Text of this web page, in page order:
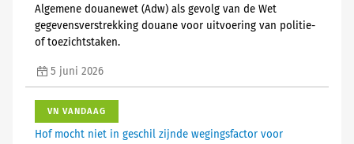
Algemene douanewet (Adw) als gevolg van de Wet
gegevensverstrekking douane voor uitvoering van politie-
of toezichtstaken.
5 juni 2026
VN VANDAAG
Hof mocht niet in geschil zijnde wegingsfactor voor